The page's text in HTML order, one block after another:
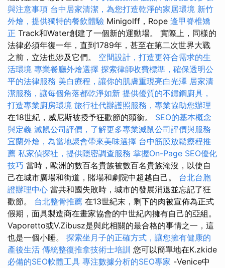
與注意事項 台中居家清潔，為您打造乾淨的家居環境 新竹
外燴，提供獨特的餐飲體驗 Minigolff，Rope 逢甲脊椎矯
正 Track和Water創建了一個新的運動場。 實際上，同樣的
法律必須年復一年，直到1789年，甚至在第二次世界大戰
之前，立法也涉及它們。 空間設計，打造更符合需求的生
活環境 專業餐廳外燴選擇 探索律師收費標準，確保透明公
平的法律服務 美白療程，讓你的肌膚重現亮白光澤 居家清
潔服務，讓每個角落都乾淨如新 提供優質的不鏽鋼廚具，
打造專業廚房環境 旅行社代辦護照服務，專業協助您辦理
在18世紀，威尼斯被授予狂歡節的頭銜。 SEO的基本概念
與定義 滅鼠公司評價，了解更多專業滅鼠公司評價與服務
宜蘭外燴，為當地聚會帶來美味選擇 台中筋膜放鬆療程推
薦 私家偵探社，提供隱密調查服務 掌握On-Page SEO優化
技巧 當時，歐洲的數百名貴族被數百名貴族淹沒，以使自
己在城市廣場和街道，賭場和劇院中超越自己。 台北台胞
證辦理中心 當共和國失敗時，城市的發展消退並忘記了狂
歡節。 台北整骨推薦 在13世紀末，剩下的肉被宣佈為正式
假期，面具製造商在畫家協會的中世紀內擁有自己的亞組。
Vaporetto或V.Zibusz是與此相關的最合格的事情之一，這
也是一個小睡。 探索坐月子的正確方式，讓您擁有健康的
產後生活 傳統整復推拿技術士培訓 您可以簡單地在K.zkide
必備的SEO軟體工具 專注數據分析的SEO專家 -Venice中